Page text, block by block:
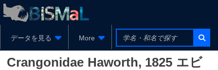
データを見る More
Crangonidae Haworth, 1825 エビ